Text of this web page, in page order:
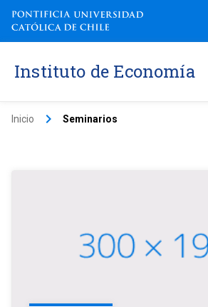
Instituto de Economía
Inicio keyboard_arrow_right Seminarios